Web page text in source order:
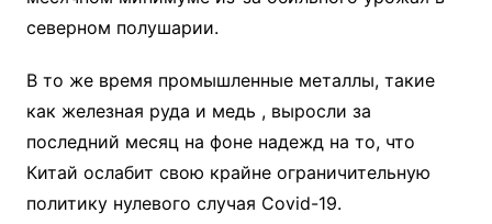
северном полушарии.
В то же время промышленные металлы, такие
как железная руда и медь , выросли за
последний месяц на фоне надежд на то, что
Китай ослабит свою крайне ограничительную
политику нулевого случая Covid-19.